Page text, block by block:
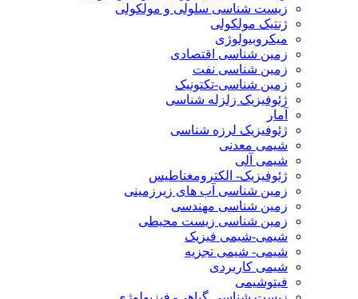
زیست شناسی سلولی و مولکولی
ژنتیک مولکولی
میکروبیولوژی
زمین شناسی اقتصادی
زمین شناسی نفت
زمین شناسی-تکتونیک
ژئوفیزیک زلزله شناسی
آمار
ژئوفیزیک لرزه شناسی
شیمی معدنی
شیمی آلی
ژئوفیزیک- الکترومغناطیس
زمین شناسی آب های زیرزمینی
زمین شناسی مهندسی
زمین شناسی زیست محیطی
شیمی-شیمی فیزیک
شیمی- شیمی تجزیه
شیمی کاربردی
فیتوشیمی